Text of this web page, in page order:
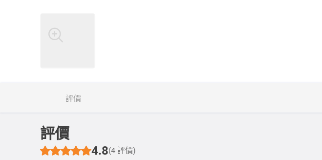
評價
評價
4.8(4 評價)